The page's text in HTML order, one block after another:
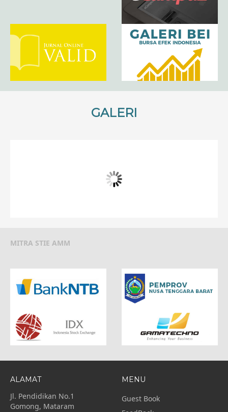
GALERI
Mataram
ALAMAT
Jl. Pendidikan No.1
Gomong, Mataram
MENU
Guest Book
MITRA STIE AMM